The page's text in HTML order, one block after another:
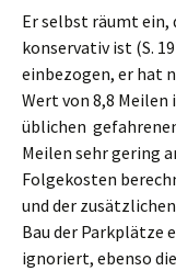
Er selbst räumt ein,
konservativ ist (S.
einbezogen, er hat
Wert von 8,8
üblichen
Meilen sehr gering
Folgekosten
und der
Bau der Parkplätze
ignoriert, ebenso